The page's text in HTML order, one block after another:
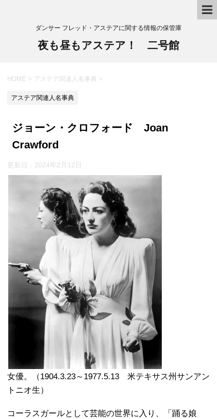
ダンサー フレッド・アステアに関する情報の保管庫
夜も昼もアステア！ 二号館
HOME > アステア関連人名事典 >
アステア関連人名事典
ジョーン・クロフォード Joan
Crawford
更新日： 2024年2月12日
女優。（1904.3.23～1977.5.13 米テキサス州サンアン
トニオ生）
コーラスガールとして芸能の世界に入り、「踊る娘